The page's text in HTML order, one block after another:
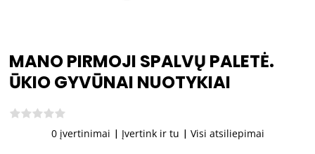
MANO PIRMOJI SPALVŲ PALETĖ.
ŪKIO GYVŪNAI NUOTYKIAI
0 įvertinimai | Įvertink ir tu | Visi atsiliepimai